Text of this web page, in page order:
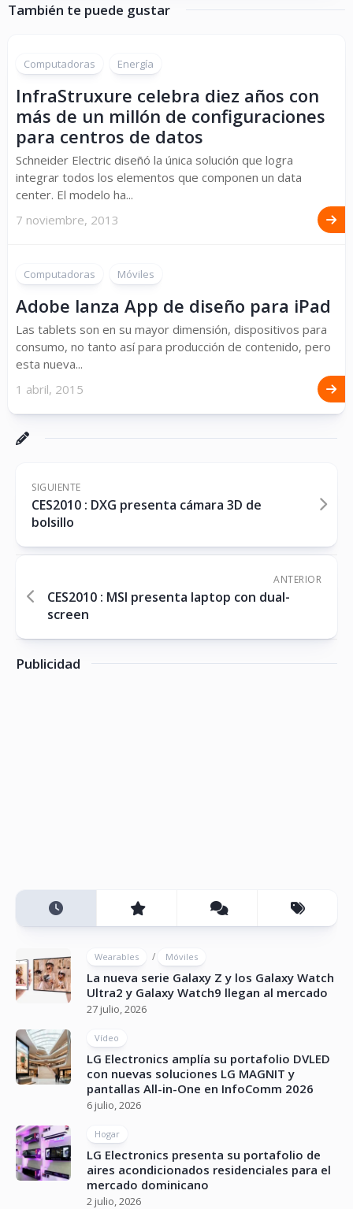
También te puede gustar
Computadoras Energía
InfraStruxure celebra diez años con
más de un millón de configuraciones
para centros de datos
Schneider Electric diseñó la única solución que logra
integrar todos los elementos que componen un data
center. El modelo ha...
7 noviembre, 2013
Computadoras Móviles
Adobe lanza App de diseño para iPad
Las tablets son en su mayor dimensión, dispositivos para
consumo, no tanto así para producción de contenido, pero
esta nueva...
1 abril, 2015
SIGUIENTE
CES2010 : DXG presenta cámara 3D de
bolsillo
ANTERIOR
CES2010 : MSI presenta laptop con dual-
screen
Publicidad
Wearables / Móviles
La nueva serie Galaxy Z y los Galaxy Watch
Ultra2 y Galaxy Watch9 llegan al mercado
27 julio, 2026
Vídeo
LG Electronics amplía su portafolio DVLED
con nuevas soluciones LG MAGNIT y
pantallas All-in-One en InfoComm 2026
6 julio, 2026
Hogar
LG Electronics presenta su portafolio de
aires acondicionados residenciales para el
mercado dominicano
2 julio, 2026